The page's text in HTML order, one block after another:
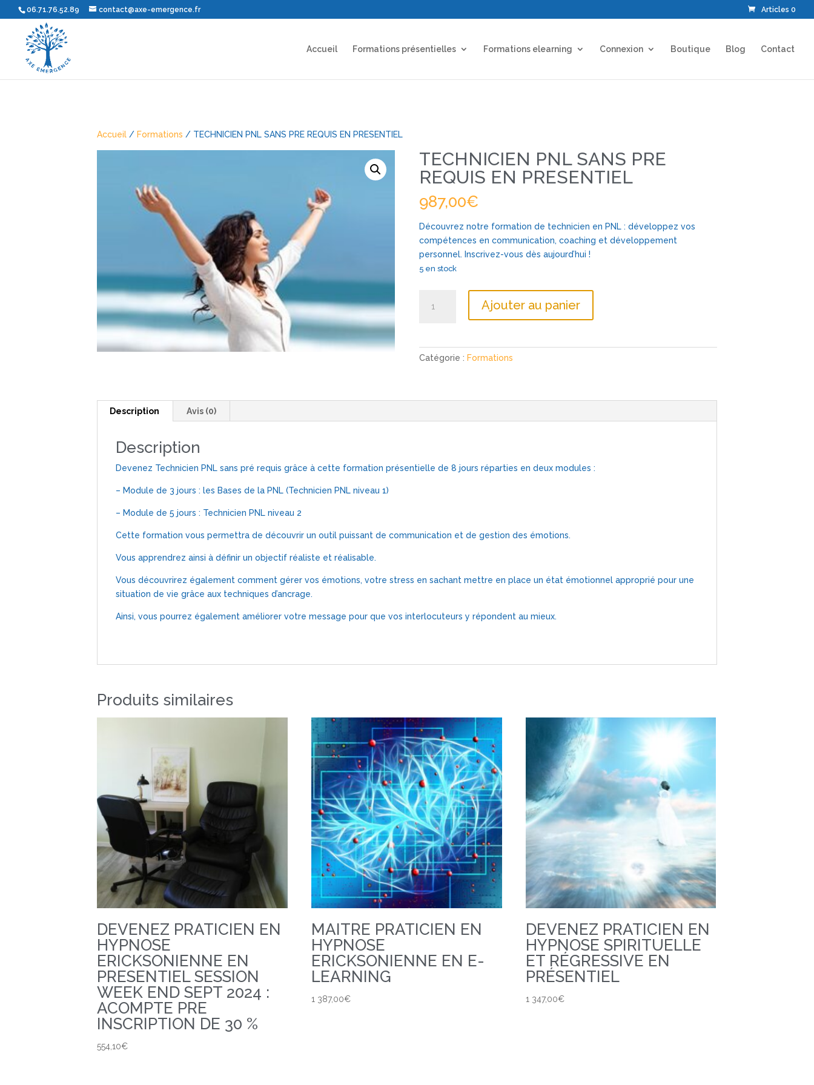
06.71.76.52.89 contact@axe-emergence.fr Articles 0
Accueil Formations présentielles Formations elearning Connexion Boutique Blog Contact
Accueil / Formations / TECHNICIEN PNL SANS PRE REQUIS EN PRESENTIEL
TECHNICIEN PNL SANS PRE
REQUIS EN PRESENTIEL
987,00€
Découvrez notre formation de technicien en PNL : développez vos
compétences en communication, coaching et développement
personnel. Inscrivez-vous dès aujourd’hui !
5 en stock
Ajouter au panier
Catégorie : Formations
Description Avis (0)
Description
Devenez Technicien PNL sans pré requis grâce à cette formation présentielle de 8 jours réparties en deux modules :
– Module de 3 jours : les Bases de la PNL (Technicien PNL niveau 1)
– Module de 5 jours : Technicien PNL niveau 2
Cette formation vous permettra de découvrir un outil puissant de communication et de gestion des émotions.
Vous apprendrez ainsi à définir un objectif réaliste et réalisable.
Vous découvrirez également comment gérer vos émotions, votre stress en sachant mettre en place un état émotionnel approprié pour une
situation de vie grâce aux techniques d’ancrage.
Ainsi, vous pourrez également améliorer votre message pour que vos interlocuteurs y répondent au mieux.
Produits similaires
DEVENEZ PRATICIEN EN
HYPNOSE
ERICKSONIENNE EN
PRESENTIEL SESSION
WEEK END SEPT 2024 :
ACOMPTE PRE
INSCRIPTION DE 30 %
554,10€
MAITRE PRATICIEN EN
HYPNOSE
ERICKSONIENNE EN E-
LEARNING
1 387,00€
DEVENEZ PRATICIEN EN
HYPNOSE SPIRITUELLE
ET RÉGRESSIVE EN
PRÉSENTIEL
1 347,00€